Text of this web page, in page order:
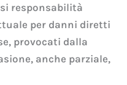
responsabilità
per danni diretti
provocati dalla
anche parziale,